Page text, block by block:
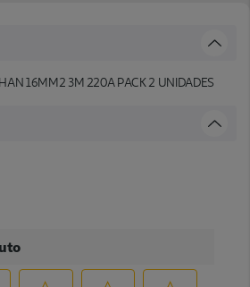
16MM2 3M 220A PACK 2 UNIDADES